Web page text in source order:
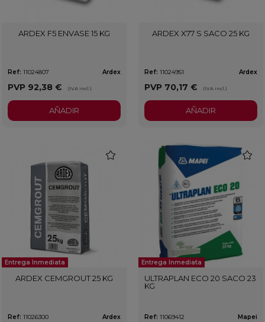
ARDEX F5 ENVASE 15 KG
Ref: 11024807 Ardex
PVP 92,38 € (IVA incl.)
AÑADIR
ARDEX X77 S SACO 25 KG
Ref: 11024951 Ardex
PVP 70,17 € (IVA incl.)
AÑADIR
Entrega Inmediata
ARDEX CEMGROUT 25 KG
Ref: 11026300 Ardex
Entrega Inmediata
ULTRAPLAN ECO 20 SACO 23
KG
Ref: 11069412 Mapei